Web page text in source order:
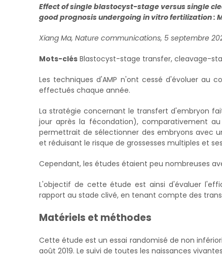
Effect of single blastocyst-stage versus single
good prognosis undergoing in vitro fertilization :
Xiang Ma, Nature communications, 5 septembre
Mots-clés Blastocyst-stage transfer, cleavage-
Les techniques d'AMP n'ont cessé d'évoluer au
effectués chaque année.
La stratégie concernant le transfert d'embryon
jour après la fécondation), comparativement
permettrait de sélectionner des embryons avec
et réduisant le risque de grossesses multiples et
Cependant, les études étaient peu nombreuses
L'objectif de cette étude est ainsi d'évaluer
rapport au stade clivé, en tenant compte des
Matériels et méthodes
Cette étude est un essai randomisé de non
août 2019. Le suivi de toutes les naissances